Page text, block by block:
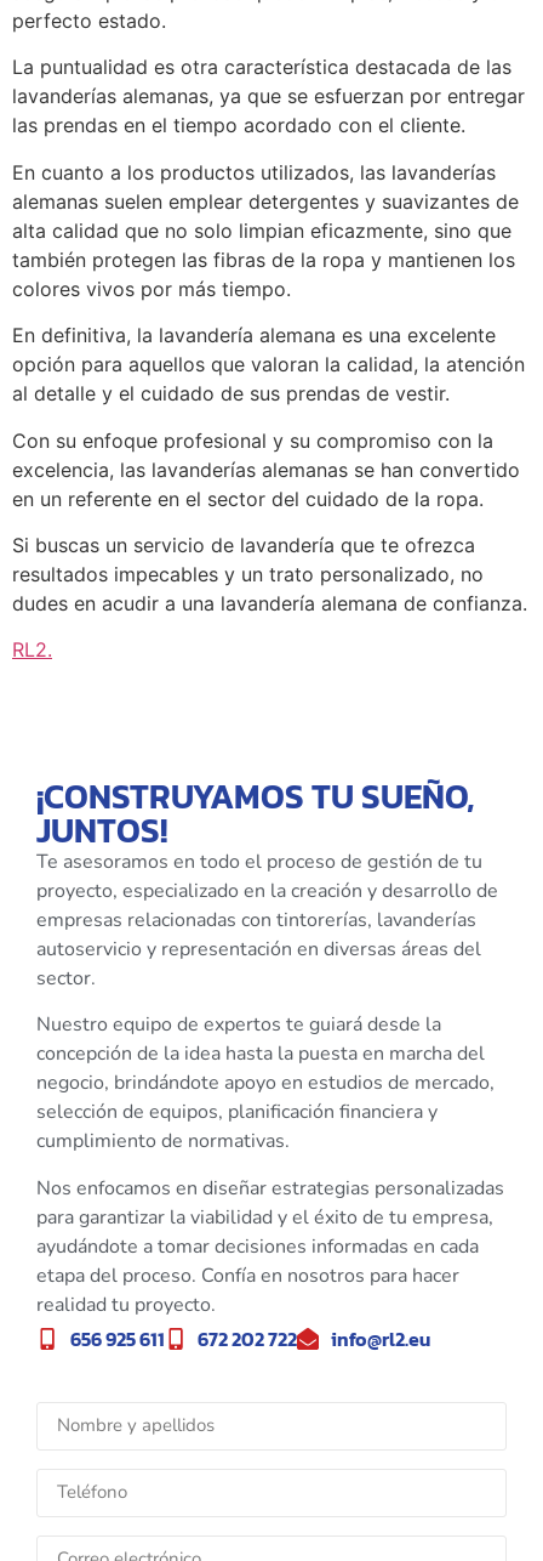
perfecto estado.
La puntualidad es otra característica destacada de las
lavanderías alemanas, ya que se esfuerzan por entregar
las prendas en el tiempo acordado con el cliente.
En cuanto a los productos utilizados, las lavanderías
alemanas suelen emplear detergentes y suavizantes de
alta calidad que no solo limpian eficazmente, sino que
también protegen las fibras de la ropa y mantienen los
colores vivos por más tiempo.
En definitiva, la lavandería alemana es una excelente
opción para aquellos que valoran la calidad, la atención
al detalle y el cuidado de sus prendas de vestir.
Con su enfoque profesional y su compromiso con la
excelencia, las lavanderías alemanas se han convertido
en un referente en el sector del cuidado de la ropa.
Si buscas un servicio de lavandería que te ofrezca
resultados impecables y un trato personalizado, no
dudes en acudir a una lavandería alemana de confianza.
RL2.
¡CONSTRUYAMOS TU SUEÑO,
JUNTOS!
Te asesoramos en todo el proceso de gestión de tu
proyecto, especializado en la creación y desarrollo de
empresas relacionadas con tintorerías, lavanderías
autoservicio y representación en diversas áreas del
sector.
Nuestro equipo de expertos te guiará desde la
concepción de la idea hasta la puesta en marcha del
negocio, brindándote apoyo en estudios de mercado,
selección de equipos, planificación financiera y
cumplimiento de normativas.
Nos enfocamos en diseñar estrategias personalizadas
para garantizar la viabilidad y el éxito de tu empresa,
ayudándote a tomar decisiones informadas en cada
etapa del proceso. Confía en nosotros para hacer
realidad tu proyecto.
656 925 611 672 202 722 info@rl2.eu